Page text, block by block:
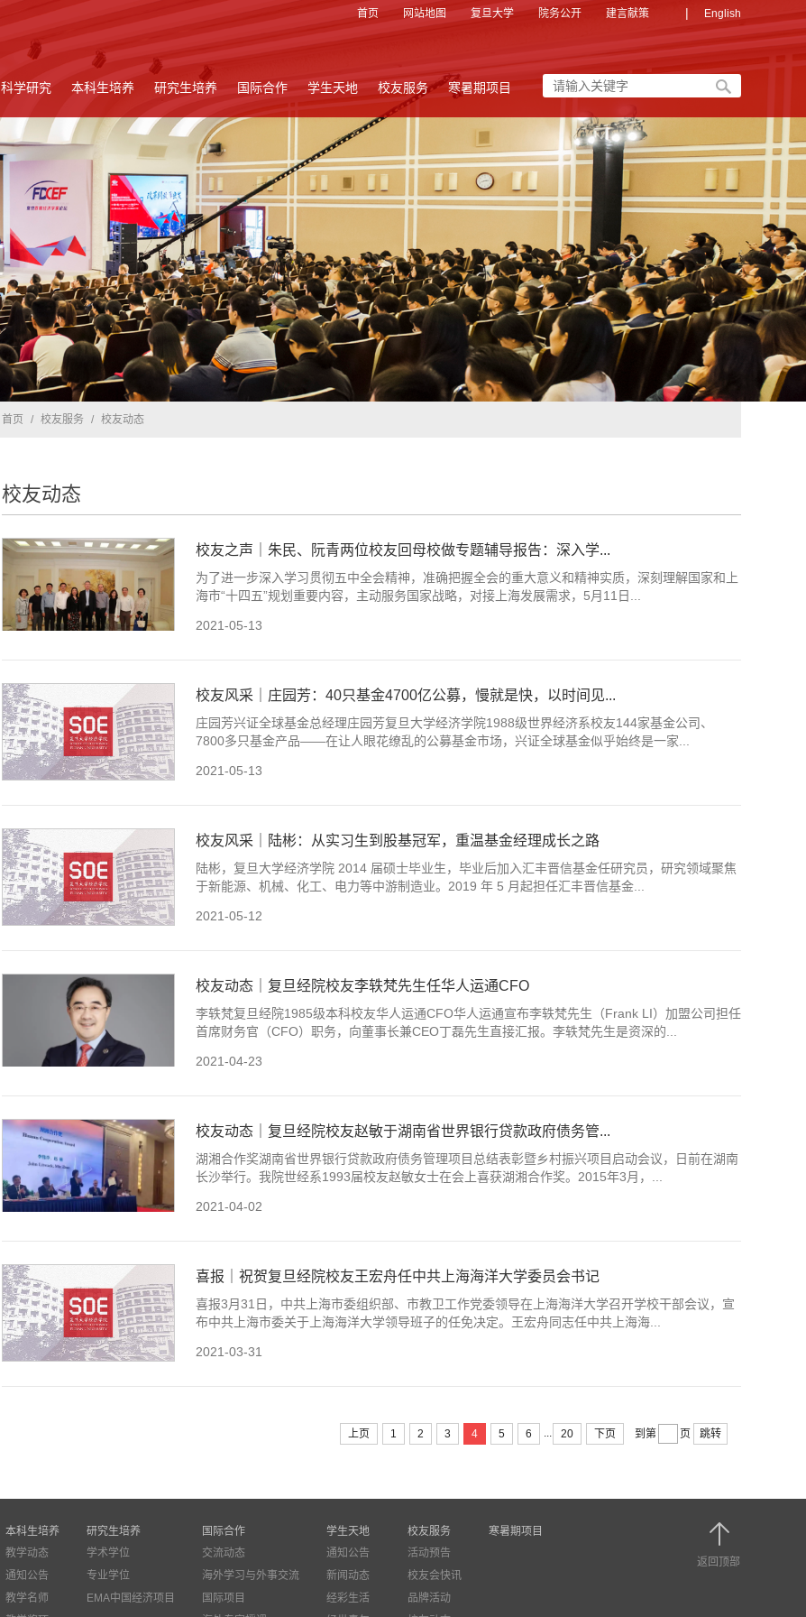
首页 网站地图 复旦大学 院务公开 建言献策 | English
科学研究 本科生培养 研究生培养 国际合作 学生天地 校友服务 寒暑期项目
首页 / 校友服务 / 校友动态
校友动态
校友之声｜朱民、阮青两位校友回母校做专题辅导报告：深入学...
为了进一步深入学习贯彻五中全会精神，准确把握全会的重大意义和精神实质，深刻理解国家和上
海市“十四五”规划重要内容，主动服务国家战略，对接上海发展需求，5月11日...
2021-05-13
校友风采｜庄园芳：40只基金4700亿公募，慢就是快，以时间见...
庄园芳兴证全球基金总经理庄园芳复旦大学经济学院1988级世界经济系校友144家基金公司、
7800多只基金产品——在让人眼花缭乱的公募基金市场，兴证全球基金似乎始终是一家...
2021-05-13
校友风采｜陆彬：从实习生到股基冠军，重温基金经理成长之路
陆彬，复旦大学经济学院 2014 届硕士毕业生，毕业后加入汇丰晋信基金任研究员，研究领域聚焦
于新能源、机械、化工、电力等中游制造业。2019 年 5 月起担任汇丰晋信基金...
2021-05-12
校友动态｜复旦经院校友李轶梵先生任华人运通CFO
李轶梵复旦经院1985级本科校友华人运通CFO华人运通宣布李轶梵先生（Frank LI）加盟公司担任
首席财务官（CFO）职务，向董事长兼CEO丁磊先生直接汇报。李轶梵先生是资深的...
2021-04-23
校友动态｜复旦经院校友赵敏于湖南省世界银行贷款政府债务管...
湖湘合作奖湖南省世界银行贷款政府债务管理项目总结表彰暨乡村振兴项目启动会议，日前在湖南
长沙举行。我院世经系1993届校友赵敏女士在会上喜获湖湘合作奖。2015年3月，...
2021-04-02
喜报｜祝贺复旦经院校友王宏舟任中共上海海洋大学委员会书记
喜报3月31日，中共上海市委组织部、市教卫工作党委领导在上海海洋大学召开学校干部会议，宣
布中共上海市委关于上海海洋大学领导班子的任免决定。王宏舟同志任中共上海海...
2021-03-31
上页 1 2 3 4 5 6 20 下页 到第 页 跳转
本科生培养
教学动态
通知公告
教学名师
研究生培养
学术学位
专业学位
EMA中国经济项目
国际合作
交流动态
海外学习与外事交流
国际项目
学生天地
通知公告
新闻动态
经彩生活
校友服务
活动预告
校友会快讯
品牌活动
寒暑期项目
返回顶部